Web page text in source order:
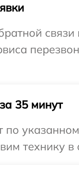
связи
35 минут
технику